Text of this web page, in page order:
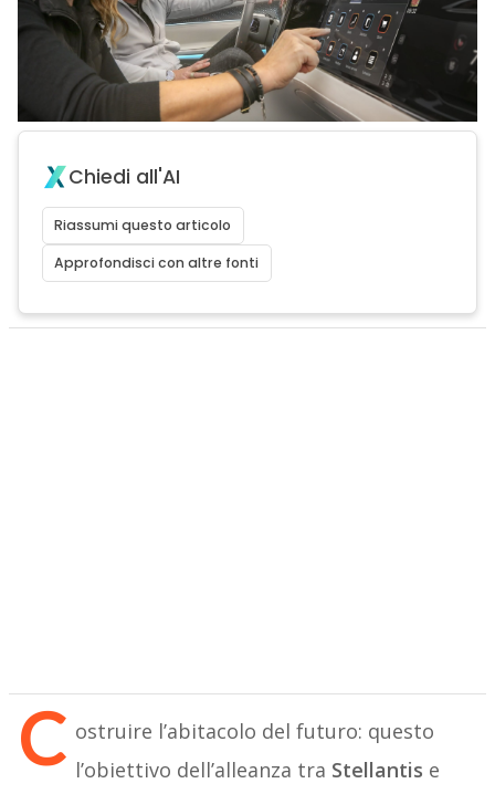
Chiedi all'AI
Riassumi questo articolo
Approfondisci con altre fonti
C ostruire l’abitacolo del futuro: questo
l’obiettivo dell’alleanza tra Stellantis e